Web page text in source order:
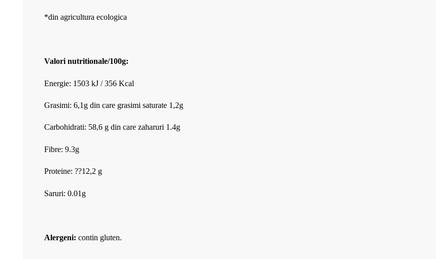
*din agricultura ecologica
Valori nutritionale/100g:
Energie: 1503 kJ / 356 Kcal
Grasimi: 6,1g din care grasimi saturate 1,2g
Carbohidrati: 58,6 g din care zaharuri 1.4g
Fibre: 9.3g
Proteine: ??12,2 g
Saruri: 0.01g
Alergeni: contin gluten.